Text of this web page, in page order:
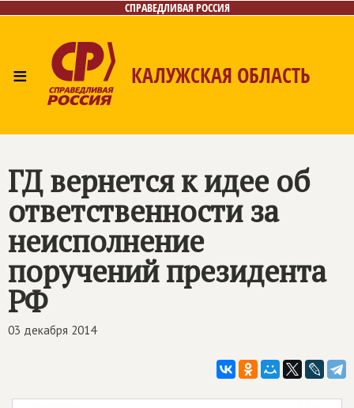
СПРАВЕДЛИВАЯ РОССИЯ
≡ КАЛУЖСКАЯ ОБЛАСТЬ
ГД вернется к идее об
ответственности за
неисполнение
поручений президента
РФ
03 декабря 2014